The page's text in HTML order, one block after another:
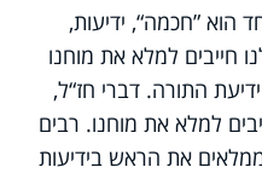
הוא ”חכמה“, ידיעות,
חייבים למלא את מוחנו
התורה. דברי חז“ל,
למלא את מוחנו. רבים
את הראש בידיעות